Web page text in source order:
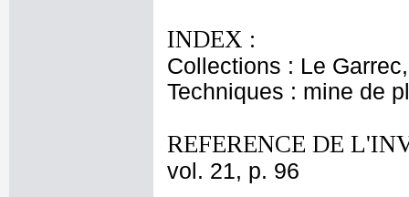
INDEX :
Collections : Le
Techniques : mine de
REFERENCE DE
vol. 21, p. 96